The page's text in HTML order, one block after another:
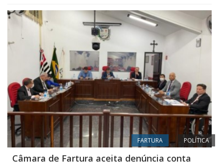
FARTURA POLÍTICA
Câmara de Fartura aceita denúncia conta